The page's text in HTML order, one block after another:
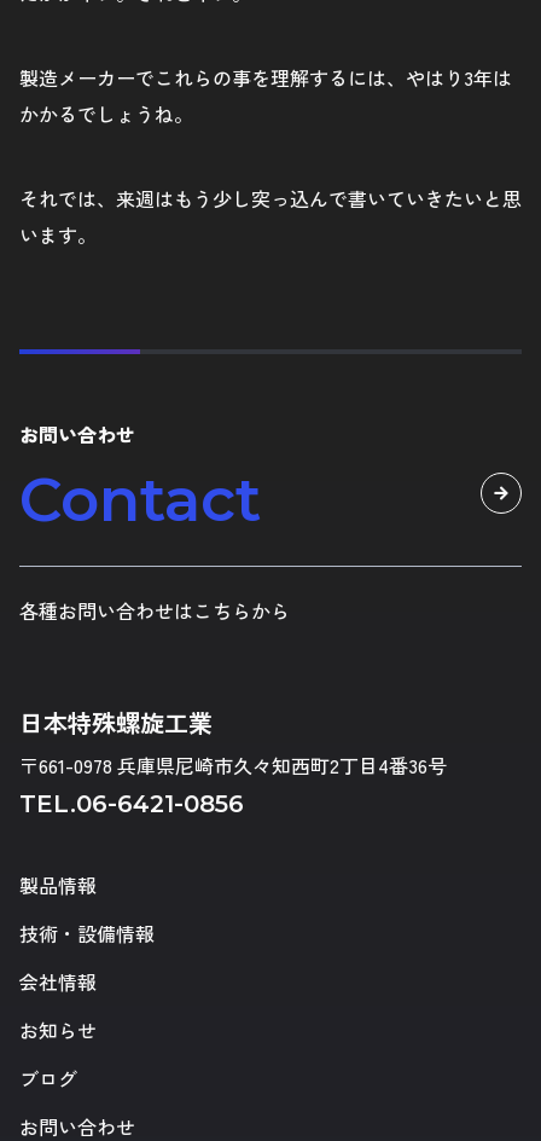
製造メーカーでこれらの事を理解するには、やはり3年は
かかるでしょうね。
それでは、来週はもう少し突っ込んで書いていきたいと思
います。
お問い合わせ
Contact
各種お問い合わせはこちらから
日本特殊螺旋工業
〒661-0978 兵庫県尼崎市久々知西町2丁目4番36号
TEL.06-6421-0856
製品情報
技術・設備情報
会社情報
お知らせ
ブログ
お問い合わせ